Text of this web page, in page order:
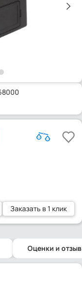
Заказать в 1 клик
Оценки и